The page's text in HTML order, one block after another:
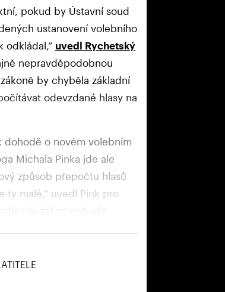
pokud by Ústavní soud
ustanovení volebního
odkládal,“ uvedl Rychetský
nepravděpodobnou
by chyběla základní
odevzdané hlasy na
dohodě o novém volebním
Michala Pinka jde ale
způsob přepočtu hlasů
ty malé,“ uvedl Pink pro